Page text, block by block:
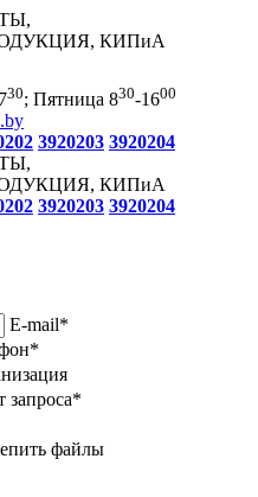
КИПиА
30; Пятница 830-1600
3920203 3920204
КИПиА
3920203 3920204
E-mail*
*
запроса*
файлы